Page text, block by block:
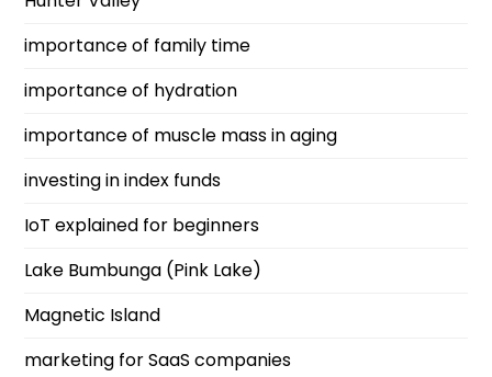
importance of family time
importance of hydration
importance of muscle mass in aging
investing in index funds
IoT explained for beginners
Lake Bumbunga (Pink Lake)
Magnetic Island
marketing for SaaS companies